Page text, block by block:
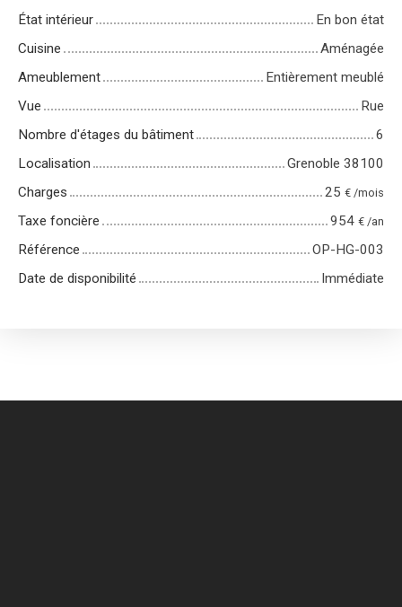
État intérieur
En bon état
Cuisine
Aménagée
Ameublement
Entièrement meublé
Vue
Rue
Nombre d'étages du bâtiment
6
Localisation
Grenoble 38100
Charges
25 € /mois
Taxe foncière 954 € /an
Référence
OP-HG-003
Date de disponibilité
Immédiate